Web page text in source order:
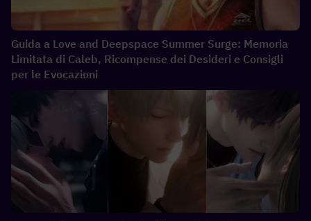
Guida a Love and Deepspace Summer Surge: Memoria
Limitata di Caleb, Ricompense dei Desideri e Consigli
per le Evocazioni